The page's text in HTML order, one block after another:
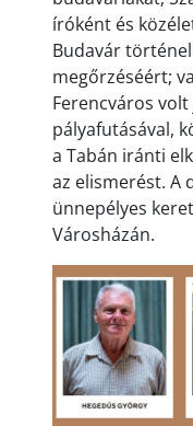
íróként és
Budavár
megőrzéséért;
Ferencváros
pályafutásával,
a Tabán iránti
az elismerést. A
ünnepélyes
Városházán.